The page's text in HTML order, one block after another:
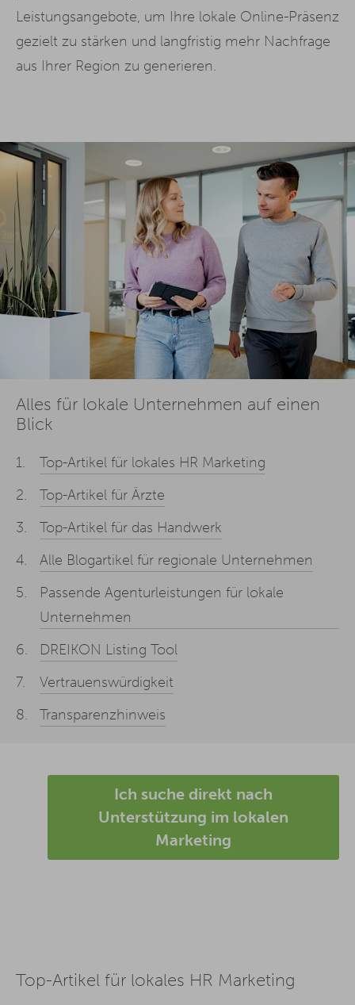
Leistungsangebote, um Ihre lokale Online-Präsenz
gezielt zu stärken und langfristig mehr Nachfrage
aus Ihrer Region zu generieren.
Alles für lokale Unternehmen auf einen
Blick
Top-Artikel für lokales HR Marketing
Top-Artikel für Ärzte
Top-Artikel für das Handwerk
Alle Blogartikel für regionale Unternehmen
Passende Agenturleistungen für lokale
Unternehmen
DREIKON Listing Tool
Vertrauenswürdigkeit
Transparenzhinweis
Ich suche direkt nach
Unterstützung im lokalen
Marketing
Top-Artikel für lokales HR Marketing